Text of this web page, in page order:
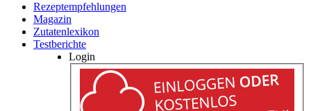
Rezeptempfehlungen
Magazin
Zutatenlexikon
Testberichte
Login